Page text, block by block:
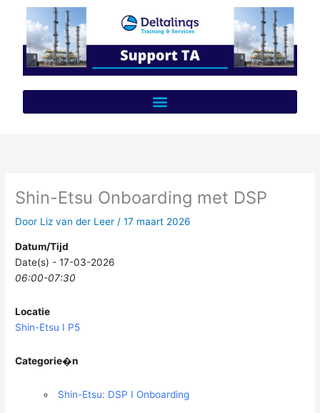
inhoud
Shin-Etsu Onboarding met DSP
Door Liz van der Leer /17 maart 2026
Datum/Tijd
Date(s) - 17-03-2026
06:00-07:30
Locatie
Shin-Etsu I P5
Categorie�n
Shin-Etsu: DSP I Onboarding